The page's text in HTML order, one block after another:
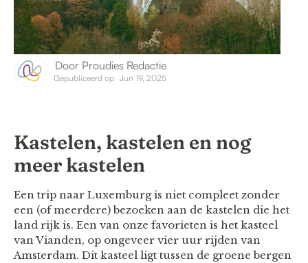
Door Proudies Redactie
Gepubliceerd op Jun 19, 2025
Kastelen, kastelen en nog
meer kastelen
Een trip naar Luxemburg is niet compleet zonder
een (of meerdere) bezoeken aan de kastelen die het
land rijk is. Een van onze favorieten is het kasteel
van Vianden, op ongeveer vier uur rijden van
Amsterdam. Dit kasteel ligt tussen de groene bergen